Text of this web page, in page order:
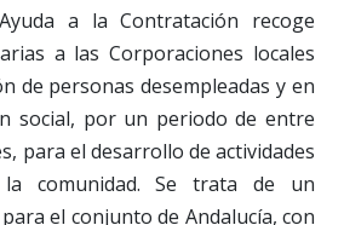
a la Contratación recoge
a las Corporaciones locales
de personas desempleadas y en
social, por un periodo de entre
para el desarrollo de actividades
comunidad. Se trata de un
el conjunto de Andalucía, con